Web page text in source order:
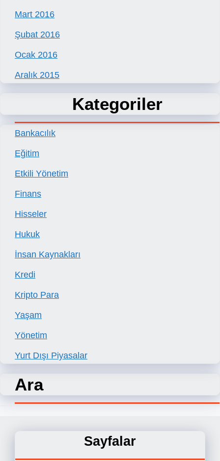
Mart 2016
Şubat 2016
Ocak 2016
Aralık 2015
Kategoriler
Bankacılık
Eğitim
Etkili Yönetim
Finans
Hisseler
Hukuk
İnsan Kaynakları
Kredi
Kripto Para
Yaşam
Yönetim
Yurt Dışı Piyasalar
Ara
Sayfalar